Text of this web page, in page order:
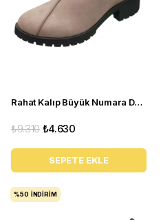
Rahat Kalıp Büyük Numara Deri BOT Ysm06 Antrasit
₺4.630
₺9.310
SEPETE EKLE
%50 İNDIRIM